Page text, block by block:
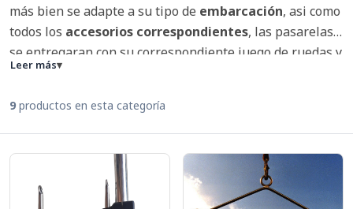
más bien se adapte a su tipo de embarcación, asi como
todos los accesorios correspondientes, las pasarelas
se entregaran con su correspondiente juego de ruedas y
la sujeción para
nuestra colección y es perfecta para los animales a
bordo.
Leer más▾
9 productos en esta categoría